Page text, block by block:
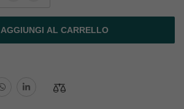
AGGIUNGI AL CARRELLO